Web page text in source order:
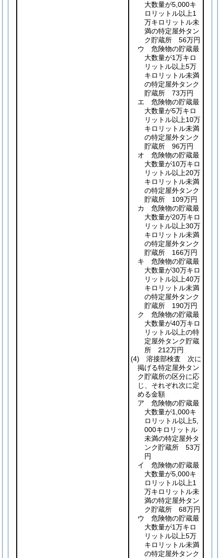
大数量が5,000キ
ロリットル以上1
万キロリットル未
満の特定屋外タン
ク貯蔵所 56万円
ウ 危険物の貯蔵最
大数量が1万キロ
リットル以上5万
キロリットル未満
の特定屋外タンク
貯蔵所 73万円
エ 危険物の貯蔵最
大数量が5万キロ
リットル以上10万
キロリットル未満
の特定屋外タンク
貯蔵所 96万円
オ 危険物の貯蔵最
大数量が10万キロ
リットル以上20万
キロリットル未満
の特定屋外タンク
貯蔵所 109万円
カ 危険物の貯蔵最
大数量が20万キロ
リットル以上30万
キロリットル未満
の特定屋外タンク
貯蔵所 166万円
キ 危険物の貯蔵最
大数量が30万キロ
リットル以上40万
キロリットル未満
の特定屋外タンク
貯蔵所 190万円
ク 危険物の貯蔵最
大数量が40万キロ
リットル以上の特
定屋外タンク貯蔵
所 212万円
(4) 溶接部検査 次に
掲げる特定屋外タン
ク貯蔵所の区分に応
じ、それぞれ次に定
める金額
ア 危険物の貯蔵最
大数量が1,000キ
ロリットル以上5,
000キロリットル
未満の特定屋外タ
ンク貯蔵所 53万
円
イ 危険物の貯蔵最
大数量が5,000キ
ロリットル以上1
万キロリットル未
満の特定屋外タン
ク貯蔵所 68万円
ウ 危険物の貯蔵最
大数量が1万キロ
リットル以上5万
キロリットル未満
の特定屋外タンク